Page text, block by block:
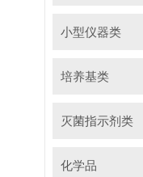
小型仪器类
培养基类
灭菌指示剂类
化学品